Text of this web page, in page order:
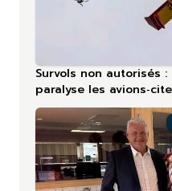
Survols non autorisés
paralyse les
plus touchée en 2026